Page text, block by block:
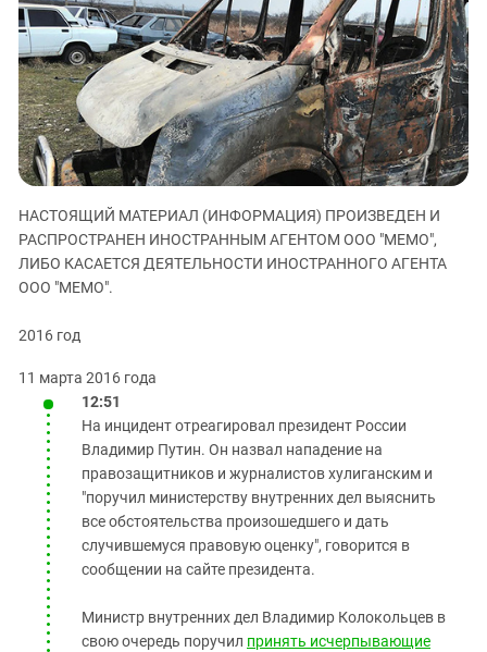
ЗАСТАВЛЯЕТ
КАВКАЗ ЗА ПАЛЕСТИНУ
ИНАКОМЫСЛИЕ В ЧЕЧНЕ
ПРЕСЛЕДОВАНИЕ АКТИВИСТОВ
МОБИЛИЗАЦИЯ И ПРОТЕСТЫ
Дагестан
Ингушетия
Кабардино-Балкария
Калмыкия
Карачаево-Черкесия
Краснодарский край
Нагорный Карабах
Российская Федерация
Ростовская область
Ставропольский край
Чечня
Южная Осетия
Южный Кавказ
ЮФО
НАСТОЯЩИЙ МАТЕРИАЛ (ИНФОРМАЦИЯ) ПРОИЗВЕДЕН И
РАСПРОСТРАНЕН ИНОСТРАННЫМ АГЕНТОМ ООО "МЕМО",
ЛИБО КАСАЕТСЯ ДЕЯТЕЛЬНОСТИ ИНОСТРАННОГО АГЕНТА
ООО "МЕМО".
2016 год
11 марта 2016 года
12:51
На инцидент отреагировал президент России
Владимир Путин. Он назвал нападение на
правозащитников и журналистов хулиганским и
"поручил министерству внутренних дел выяснить
все обстоятельства произошедшего и дать
случившемуся правовую оценку", говорится в
сообщении на сайте президента.
Министр внутренних дел Владимир Колокольцев в
свою очередь поручил принять исчерпывающие